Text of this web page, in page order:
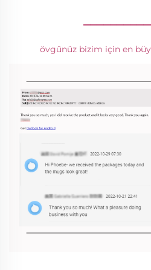
övgünüz bizim için en